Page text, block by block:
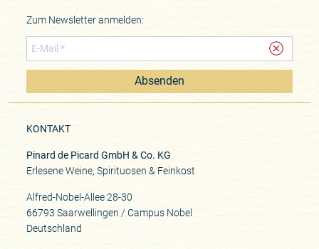
Zum Newsletter anmelden:
Absenden
KONTAKT
Pinard de Picard GmbH & Co. KG
Erlesene Weine, Spirituosen & Feinkost
Alfred-Nobel-Allee 28-30
66793 Saarwellingen / Campus Nobel
Deutschland